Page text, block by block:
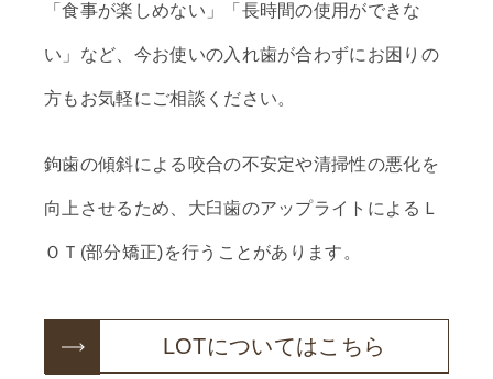
「食事が楽しめない」「長時間の使用ができな
い」など、今お使いの入れ歯が合わずにお困りの
方もお気軽にご相談ください。
鉤歯の傾斜による咬合の不安定や清掃性の悪化を
向上させるため、大臼歯のアップライトによるＬ
ＯＴ(部分矯正)を行うことがあります。
LOTについてはこちら